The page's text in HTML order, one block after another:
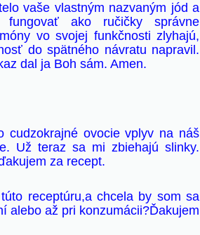
vaše vlastným nazvaným jód a
ako ručičky správne
vo svojej funkčnosti zlyhajú,
do spätného návratu napravil.
dal ja Boh sám. Amen.
cudzokrajné ovocie vplyv na náš
Už teraz sa mi zbiehajú slinky.
za recept.
receptúru,a chcela by som sa
alebo až pri konzumácii?Ďakujem